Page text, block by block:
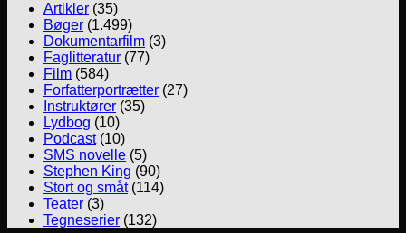
Artikler (35)
Bøger (1.499)
Dokumentarfilm (3)
Faglitteratur (77)
Film (584)
Forfatterportrætter (27)
Instruktører (35)
Lydbog (10)
Podcast(10)
SMS novelle (5)
Stephen King (90)
Stort og småt(114)
Teater (3)
Tegneserier (132)